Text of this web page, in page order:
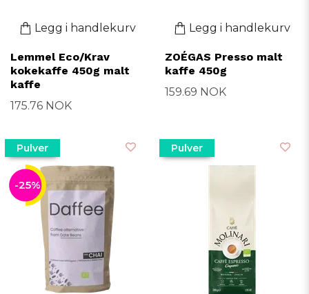
Legg i handlekurv
Lemmel Eco/Krav
kokekaffe 450g malt
kaffe
175.76 NOK
Legg i handlekurv
ZOÉGAS Presso malt
kaffe 450g
159.69 NOK
Pulver
-25%
Pulver